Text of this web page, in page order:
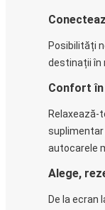
Posibilități
destinații în
Confort
Relaxează-
autocarele
Alege,
De la ecran